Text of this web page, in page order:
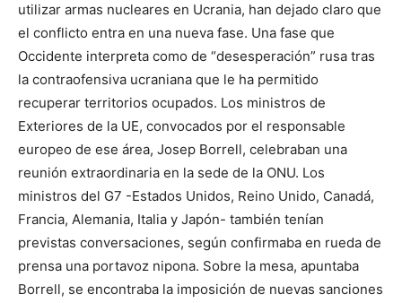
utilizar armas nucleares en Ucrania, han dejado claro que
el conflicto entra en una nueva fase. Una fase que
Occidente interpreta como de “desesperación” rusa tras
la contraofensiva ucraniana que le ha permitido
recuperar territorios ocupados. Los ministros de
Exteriores de la UE, convocados por el responsable
europeo de ese área, Josep Borrell, celebraban una
reunión extraordinaria en la sede de la ONU. Los
ministros del G7 -Estados Unidos, Reino Unido, Canadá,
Francia, Alemania, Italia y Japón- también tenían
previstas conversaciones, según confirmaba en rueda de
prensa una portavoz nipona. Sobre la mesa, apuntaba
Borrell, se encontraba la imposición de nuevas sanciones